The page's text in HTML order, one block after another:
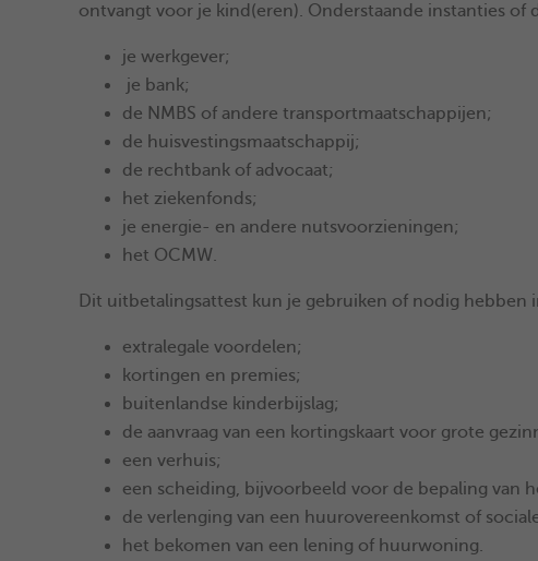
ontvangt voor je kind(eren). Onderstaande instanties of
je werkgever;
je bank;
de NMBS of andere transportmaatschappijen;
de huisvestingsmaatschappij;
de rechtbank of advocaat;
het ziekenfonds;
je energie- en andere nutsvoorzieningen;
het OCMW.
Dit uitbetalingsattest kun je gebruiken of nodig hebben
extralegale voordelen;
kortingen en premies;
buitenlandse kinderbijslag;
de aanvraag van een kortingskaart voor grote
een verhuis;
een scheiding, bijvoorbeeld voor de bepaling van
de verlenging van een huurovereenkomst of
het bekomen van een lening of huurwoning.